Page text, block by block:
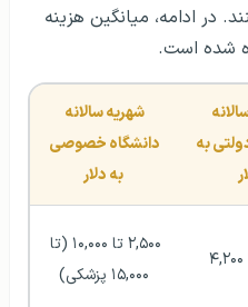
در ادامه، میانگین هزینه
شده است.
به دلار
۱۵,۰۰۰ پزشکی)